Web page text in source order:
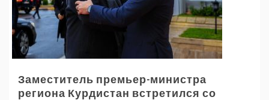
Заместитель премьер-министра
региона Курдистан встретился со